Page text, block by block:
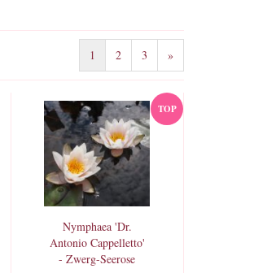
1 2 3 »
TOP
Nymphaea 'Dr.
Antonio Cappelletto'
- Zwerg-Seerose